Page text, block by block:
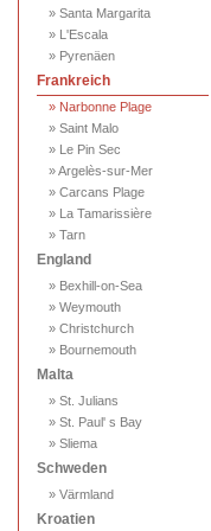
» Santa Margarita
» L'Escala
» Pyrenäen
Frankreich
» Narbonne Plage
» Saint Malo
» Le Pin Sec
» Argelès-sur-Mer
» Carcans Plage
» La Tamarissière
» Tarn
England
» Bexhill-on-Sea
» Weymouth
» Christchurch
» Bournemouth
Malta
» St. Julians
» St. Paul' s Bay
» Sliema
Schweden
» Värmland
Kroatien